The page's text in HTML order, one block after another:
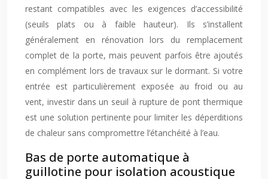
restant compatibles avec les exigences d’accessibilité
(seuils plats ou à faible hauteur). Ils s’installent
généralement en rénovation lors du remplacement
complet de la porte, mais peuvent parfois être ajoutés
en complément lors de travaux sur le dormant. Si votre
entrée est particulièrement exposée au froid ou au
vent, investir dans un seuil à rupture de pont thermique
est une solution pertinente pour limiter les déperditions
de chaleur sans compromettre l’étanchéité à l’eau.
Bas de porte automatique à
guillotine pour isolation acoustique